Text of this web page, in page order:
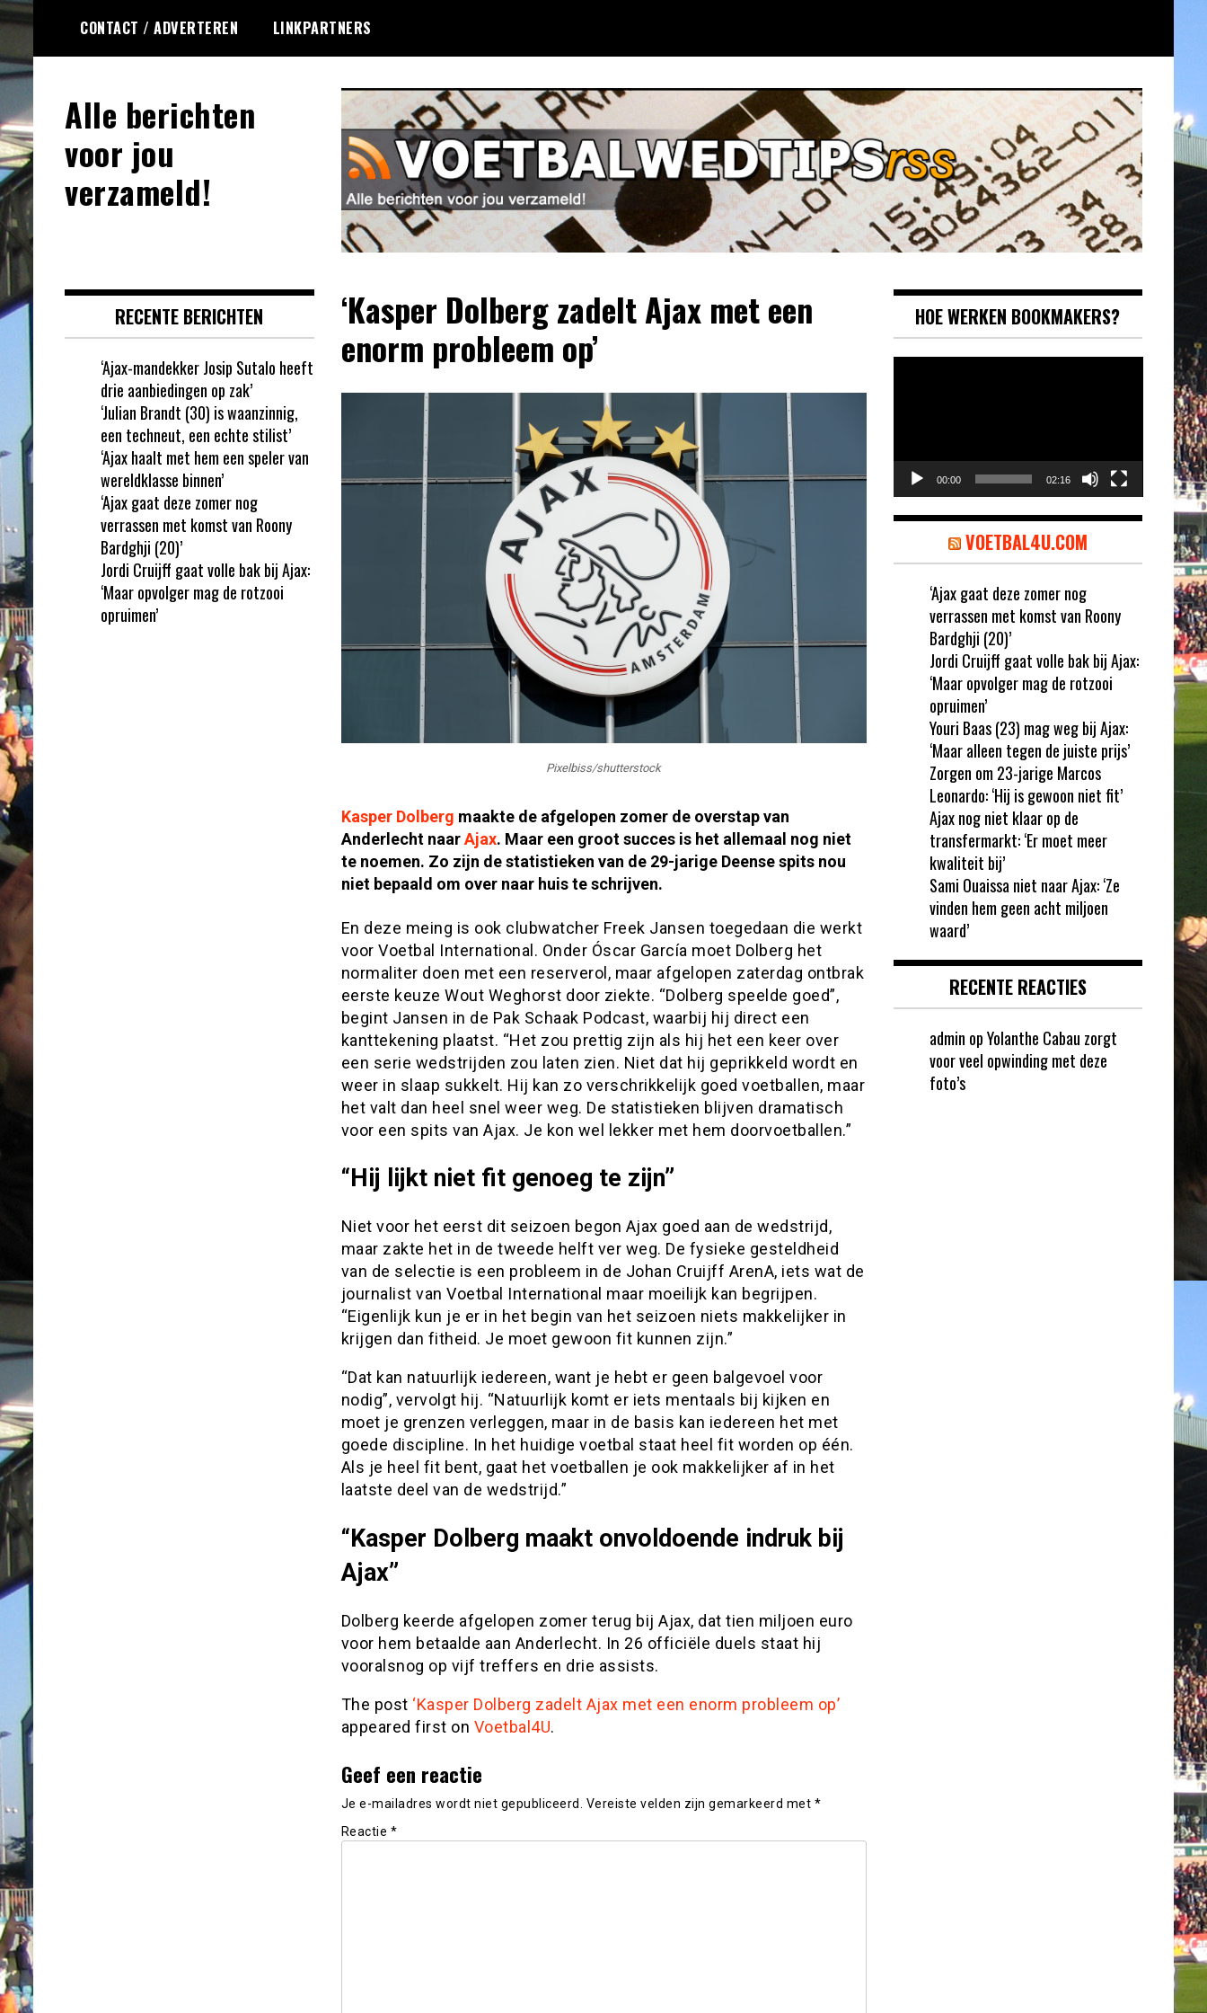
Ga
naar
de
inhoud
CONTACT / ADVERTEREN LINKPARTNERS
Alle berichten
voor jou
verzameld!
‘Kasper Dolberg zadelt Ajax met een
enorm probleem op’
Pixelbiss/shutterstock
Kasper Dolberg maakte de afgelopen zomer de overstap van
Anderlecht naarAjax. Maar een groot succes is het allemaal nog niet
te noemen. Zo zijn de statistieken van de 29-jarige Deense spits nou
niet bepaald om over naar huis te schrijven.
En deze meing is ook clubwatcher Freek Jansen toegedaan die werkt
voor Voetbal International. Onder Óscar García moet Dolberg het
normaliter doen met een reserverol, maar afgelopen zaterdag ontbrak
eerste keuze Wout Weghorst door ziekte. “Dolberg speelde goed”,
begint Jansen in de Pak Schaak Podcast, waarbij hij direct een
kanttekening plaatst. “Het zou prettig zijn als hij het een keer over
een serie wedstrijden zou laten zien. Niet dat hij geprikkeld wordt en
weer in slaap sukkelt. Hij kan zo verschrikkelijk goed voetballen, maar
het valt dan heel snel weer weg. De statistieken blijven dramatisch
voor een spits van Ajax. Je kon wel lekker met hem doorvoetballen.”
“Hij lijkt niet fit genoeg te zijn”
Niet voor het eerst dit seizoen begon Ajax goed aan de wedstrijd,
maar zakte het in de tweede helft ver weg. De fysieke gesteldheid
van de selectie is een probleem in de Johan Cruijff ArenA, iets wat de
journalist van Voetbal International maar moeilijk kan begrijpen.
“Eigenlijk kun je er in het begin van het seizoen niets makkelijker in
krijgen dan fitheid. Je moet gewoon fit kunnen zijn.”
“Dat kan natuurlijk iedereen, want je hebt er geen balgevoel voor
nodig”, vervolgt hij. “Natuurlijk komt er iets mentaals bij kijken en
moet je grenzen verleggen, maar in de basis kan iedereen het met
goede discipline. In het huidige voetbal staat heel fit worden op één.
Als je heel fit bent, gaat het voetballen je ook makkelijker af in het
laatste deel van de wedstrijd.”
“Kasper Dolberg maakt onvoldoende indruk bij
Ajax”
Dolberg keerde afgelopen zomer terug bij Ajax, dat tien miljoen euro
voor hem betaalde aan Anderlecht. In 26 officiële duels staat hij
vooralsnog op vijf treffers en drie assists.
The post ‘Kasper Dolberg zadelt Ajax met een enorm probleem op’
appeared first on Voetbal4U.
Geef een reactie
Je e-mailadres wordt niet gepubliceerd. Vereiste velden zijn gemarkeerd met *
Reactie *
RECENTE BERICHTEN
‘Ajax-mandekker Josip Sutalo heeft
drie aanbiedingen op zak’
‘Julian Brandt (30) is waanzinnig,
een techneut, een echte stilist’
‘Ajax haalt met hem een speler van
wereldklasse binnen’
‘Ajax gaat deze zomer nog
verrassen met komst van Roony
Bardghji (20)’
Jordi Cruijff gaat volle bak bij Ajax:
‘Maar opvolger mag de rotzooi
opruimen’
HOE WERKEN BOOKMAKERS?
00:00 02:16
VOETBAL4U.COM
‘Ajax gaat deze zomer nog
verrassen met komst van Roony
Bardghji (20)’
Jordi Cruijff gaat volle bak bij Ajax:
‘Maar opvolger mag de rotzooi
opruimen’
Youri Baas (23) mag weg bij Ajax:
‘Maar alleen tegen de juiste prijs’
Zorgen om 23-jarige Marcos
Leonardo: ‘Hij is gewoon niet fit’
Ajax nog niet klaar op de
transfermarkt: ‘Er moet meer
kwaliteit bij’
Sami Ouaissa niet naar Ajax: ‘Ze
vinden hem geen acht miljoen
waard’
RECENTE REACTIES
admin opYolanthe Cabau zorgt
voor veel opwinding met deze
foto’s